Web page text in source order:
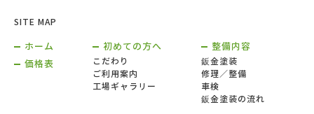
SITE MAP
ホーム
価格表
初めての方へ
こだわり
ご利用案内
工場ギャラリー
整備内容
鈑金塗装
修理／整備
車検
鈑金塗装の流れ